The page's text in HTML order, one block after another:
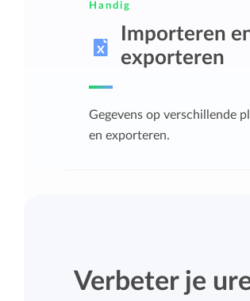
Handig
Importeren
exporteren
Gegevens op verschillende
en exporteren.
Verbeter je